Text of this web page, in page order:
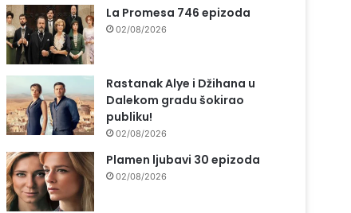
La Promesa 746 epizoda
02/08/2026
Rastanak Alye i Džihana u
Dalekom gradu šokirao
publiku!
02/08/2026
Plamen ljubavi 30 epizoda
02/08/2026